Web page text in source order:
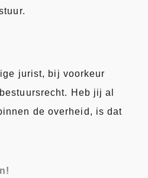
jurist, bij voorkeur
Heb jij al
de overheid, is dat